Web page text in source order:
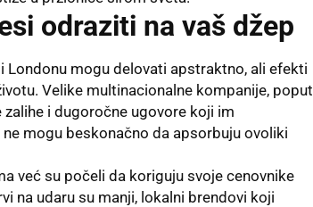
odraziti na vaš džep
Londonu mogu delovati apstraktno, ali efekti
Velike multinacionalne kompanije, poput
i dugoročne ugovore koji im
mogu beskonačno da apsorbuju ovoliki
već su počeli da koriguju svoje cenovnike
na udaru su manji, lokalni brendovi koji